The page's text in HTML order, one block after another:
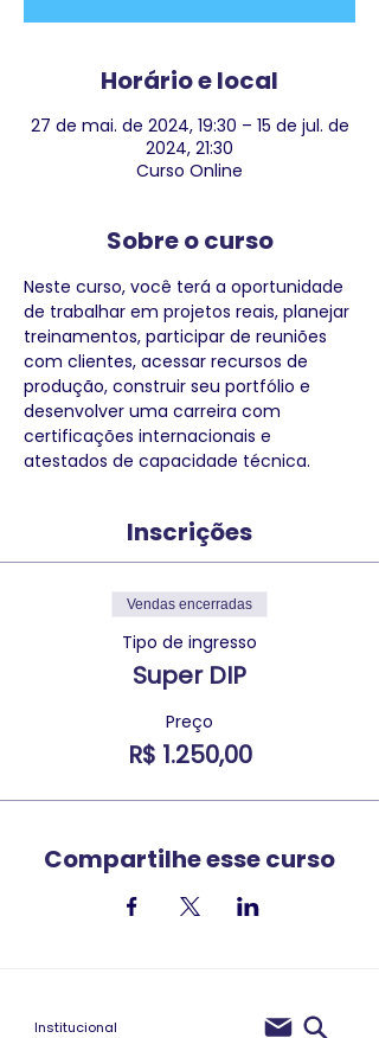
Horário e local
27 de mai. de 2024, 19:30 – 15 de jul. de
2024, 21:30
Curso Online
Sobre o curso
Neste curso, você terá a oportunidade
de trabalhar em projetos reais, planejar
treinamentos, participar de reuniões
com clientes, acessar recursos de
produção, construir seu portfólio e
desenvolver uma carreira com
certificações internacionais e
atestados de capacidade técnica.
Inscrições
Vendas encerradas
Tipo de ingresso
Super DIP
Preço
R$ 1.250,00
Compartilhe esse curso
Institucional